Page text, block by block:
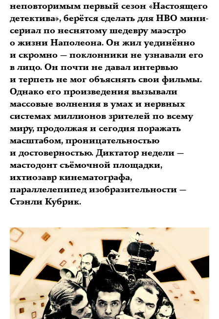
неповторимым первый сезон «Настоящего
детектива», берётся сделать для HBO мини-
сериал по неснятому шедевру маэстро
о жизни Наполеона. Он жил уединённо
и скромно — поклонники не узнавали его
в лицо. Он почти не давал интервью
и терпеть не мог объяснять свои фильмы.
Однако его произведения вызывали
массовые волнения в умах и нервных
системах миллионов зрителей по всему
миру, продолжая и сегодня поражать
масштабом, проницательностью
и достоверностью. Диктатор недели —
мастодонт съёмочной площадки,
ихтиозавр кинематографа,
параллелепипед изобразительности —
Стэнли Кубрик.